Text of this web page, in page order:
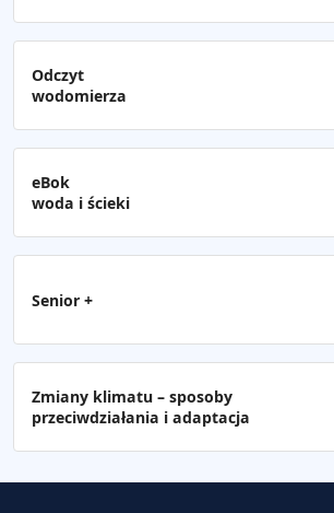
Odczyt
wodomierza
eBok
woda i ścieki
Senior +
Zmiany klimatu – sposoby
przeciwdziałania i adaptacja